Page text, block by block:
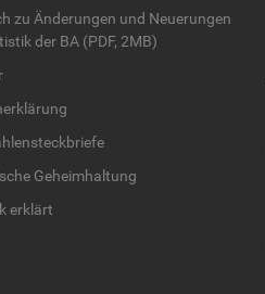
zu Än­de­run­gen und Neue­run­gen
der BA (PDF, 2MB)
Ge­heim­hal­tung
er­klärt